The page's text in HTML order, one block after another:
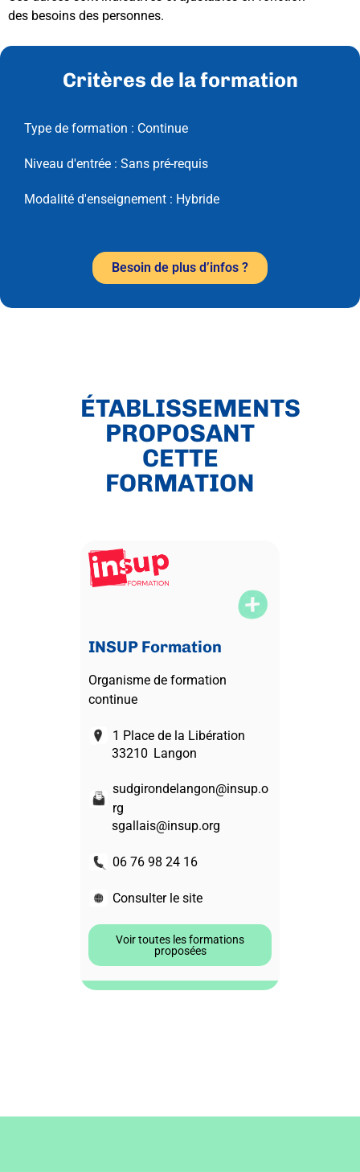
des besoins des personnes.
Critères de la formation
Type de formation : Continue
Niveau d'entrée : Sans pré-requis
Modalité d'enseignement : Hybride
Besoin de plus d’infos ?
ÉTABLISSEMENTS
PROPOSANT
CETTE
FORMATION
INSUP Formation
Organisme de formation
continue
1 Place de la Libération
33210 Langon
sudgirondelangon@insup.o
rg
sgallais@insup.org
06 76 98 24 16
Consulter le site
Voir toutes les formations
proposées